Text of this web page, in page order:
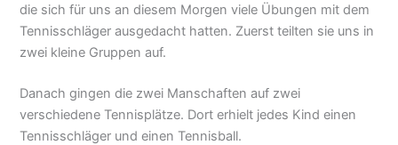
die sich für uns an diesem Morgen viele Übungen mit dem
Tennisschläger ausgedacht hatten. Zuerst teilten sie uns in
zwei kleine Gruppen auf.
Danach gingen die zwei Manschaften auf zwei
verschiedene Tennisplätze. Dort erhielt jedes Kind einen
Tennisschläger und einen Tennisball.